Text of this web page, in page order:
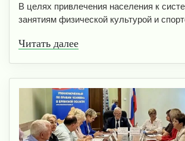
В целях привлечения населения к
занятиям физической культурой и
Читать далее